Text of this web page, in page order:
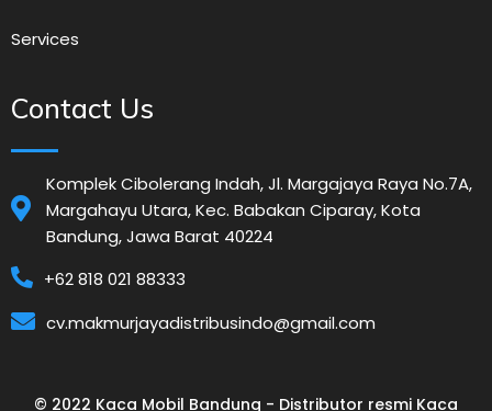
Services
Contact Us
Komplek Cibolerang Indah, Jl. Margajaya Raya No.7A,
Margahayu Utara, Kec. Babakan Ciparay, Kota
Bandung, Jawa Barat 40224
+62 818 021 88333
cv.makmurjayadistribusindo@gmail.com
© 2022 Kaca Mobil Bandung - Distributor resmi Kaca